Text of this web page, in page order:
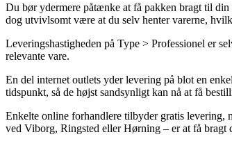
Du bør ydermere påtænke at få pakken bragt til
dog utvivlsomt være at du selv henter varerne,
Leveringshastigheden på Type > Professionel er
relevante vare.
En del internet outlets yder levering på blot en
tidspunkt, så de højst sandsynligt kan nå at få
Enkelte online forhandlere tilbyder gratis levering,
ved Viborg, Ringsted eller Hørning – er at få bragt